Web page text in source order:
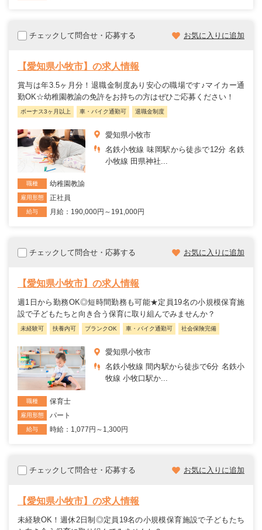
チェックして問合せ・応募する お気に入りに追加
【愛知県小牧市】の求人情報
賞与は年3.5ヶ月分！退職金制度あり安心の職場です♪マイカー通
勤OK☆幼稚園教諭の免許をお持ちの方はぜひご応募ください！
ボーナス3ヶ月以上 車・バイク通勤可 退職金制度
愛知県小牧市
名鉄小牧線 味岡駅から徒歩で12分 名鉄
小牧線 田県神社...
職種 幼稚園教諭
雇用形態 正社員
給与 月給：190,000円～191,000円
チェックして問合せ・応募する お気に入りに追加
【愛知県小牧市】の求人情報
週1日から勤務OK◎短時間勤務も可能★定員19名の小規模保育施
設で子どもたちと向き合う保育に取り組んでみませんか？
未経験可 扶養内可 ブランクOK 車・バイク通勤可 社会保険完備
愛知県小牧市
名鉄小牧線 間内駅から徒歩で6分 名鉄小
牧線 小牧口駅か...
職種 保育士
雇用形態 パート
給与 時給：1,077円～1,300円
チェックして問合せ・応募する お気に入りに追加
【愛知県小牧市】の求人情報
未経験OK！週休2日制◎定員19名の小規模保育施設で子どもたち